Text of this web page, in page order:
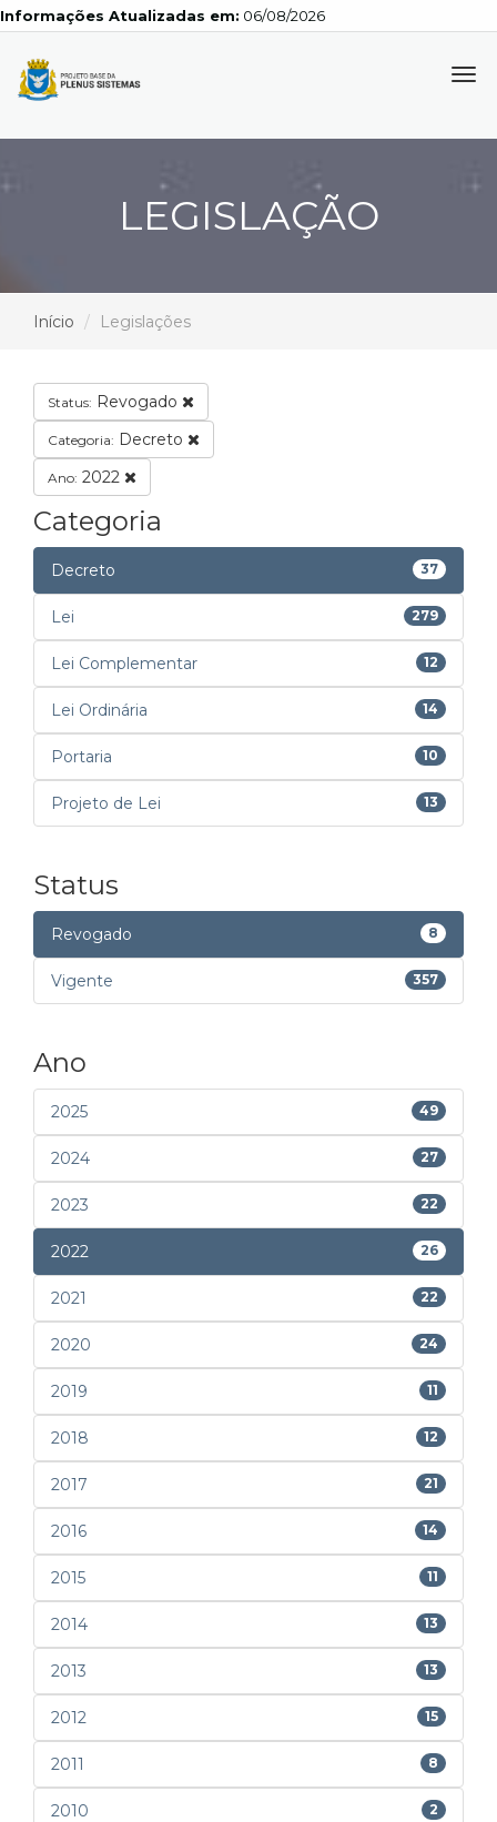
Atualizadas em: 06/08/2026
LEGISLAÇÃO
Início Legislações
Status: Revogado
Categoria: Decreto
Ano: 2022
Categoria
Decreto 37
Lei 279
Lei Complementar 12
Lei Ordinária 14
Portaria 10
Projeto de Lei 13
Status
Revogado 8
Vigente 357
Ano
2025 49
2024 27
2023 22
2022 26
2021 22
2020 24
2019 11
2018 12
2017 21
2016 14
2015 11
2014 13
2013 13
2012 15
2011 8
2010 2